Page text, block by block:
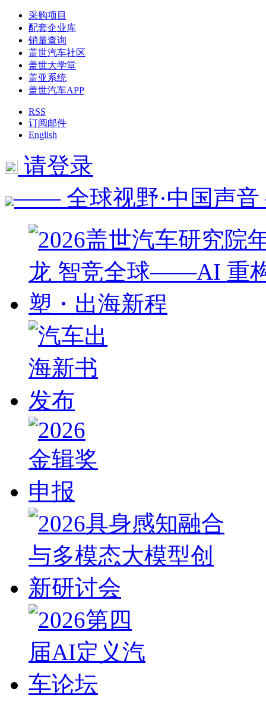
采购项目
配套企业库
销量查询
盖世汽车社区
盖世大学堂
盖亚系统
盖世汽车APP
RSS
订阅邮件
English
请登录
—— 全球视野·中国声